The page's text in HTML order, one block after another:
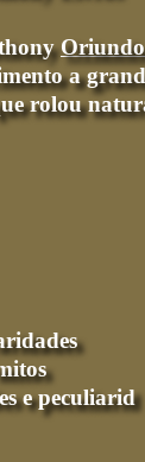
Oriundo
a
rolou
e peculiarid